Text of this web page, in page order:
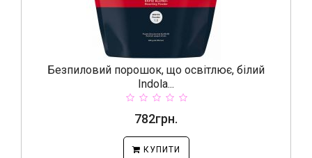
Безпиловий порошок, що освітлює, білий
Indola...
782грн.
КУПИТИ